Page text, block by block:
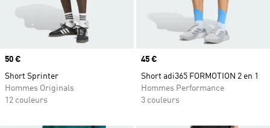
Prix
50 €
Short Sprinter
Hommes Originals
12 couleurs
Prix
45 €
Short adi365 FORMOTION 2 en 1
Hommes Performance
3 couleurs